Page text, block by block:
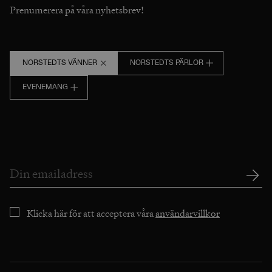
Prenumerera på våra nyhetsbrev!
NORSTEDTS VÄNNER NORSTEDTS PÄRLOR
EVENEMANG
Klicka här för att acceptera våraanvändarvillkor